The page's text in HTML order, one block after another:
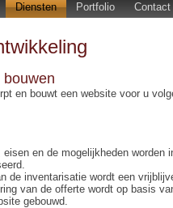
Diensten Portfolio Contact
en bouwt een website voor u
eisen en de mogelijkheden worden
de inventarisatie wordt een
van de offerte wordt op basis
gebouwd.